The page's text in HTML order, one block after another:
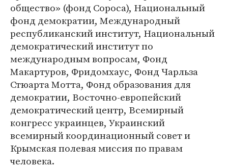
общество» (фонд Сороса), Национальный
фонд демократии, Международный
республиканский институт, Национальный
демократический институт по
международным вопросам, Фонд
Макартуров, Фридомхаус, Фонд Чарльза
Стюарта Мотта, Фонд образования для
демократии, Восточно-европейский
демократический центр, Всемирный
конгресс украинцев, Украинский
всемирный координационный совет и
Крымская полевая миссия по правам
человека.